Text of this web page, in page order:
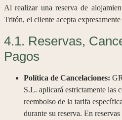
Al realizar una reserva de
Tritón, el cliente acepta
4.1. Reservas,
Pagos
Política de Cancelaciones:
S.L. aplicará estrictamente las
reembolso de la tarifa
durante su reserva. En